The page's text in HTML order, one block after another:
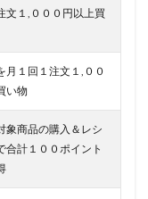
文１,０００円以上買
月１回１注文１,００
い物
象商品の購入＆レシ
合計１００ポイント